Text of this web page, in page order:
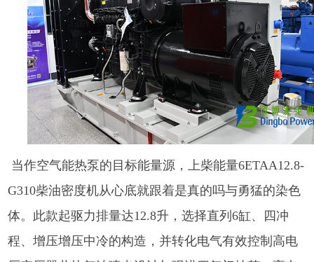
当作空气能热泵的目标能量源，上柴能量6ETAA12.8-
G310柴油密度机从心底就跟着是真的吗与勇猛的染色
体。此款起驱力排量达12.8升，选择直列6缸、四冲
程、增压增压中冷的构造，并转化电气有效控制高电